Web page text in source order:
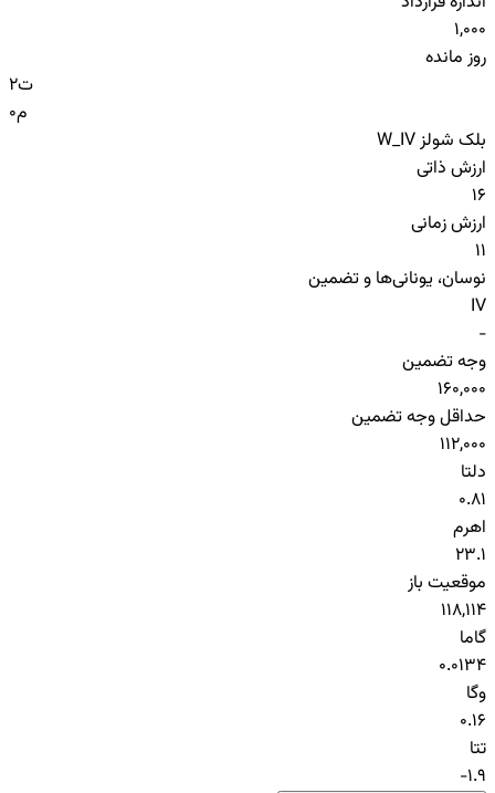
1,000
روز مانده
2ت
0م
بلک شولز W_IV
ارزش ذاتی
16
ارزش زمانی
11
نوسان، یونانی‌ها و تضمین
IV
-
وجه تضمین
160,000
حداقل وجه تضمین
112,000
دلتا
0.81
اهرم
23.1
موقعیت باز
118,114
گاما
0.0134
وگا
0.16
تتا
-1.9